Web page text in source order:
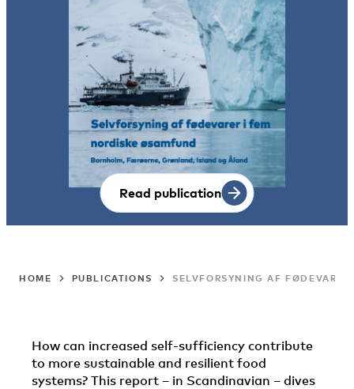
Read publication
HOME PUBLICATIONS SELVFORSYNING AF
How can increased self-sufficiency contribute
to more sustainable and resilient food
systems? This report – in Scandinavian – dives